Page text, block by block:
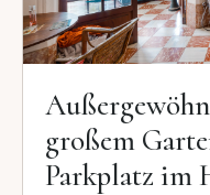
großem
Parkplatz im